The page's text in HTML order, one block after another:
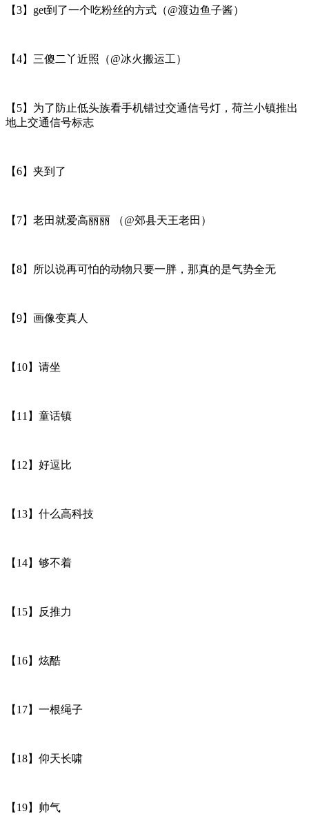
【3】get到了一个吃粉丝的方式（@渡边鱼子酱）
【4】三傻二丫近照（@冰火搬运工）
【5】为了防止低头族看手机错过交通信号灯，荷兰小镇推出
地上交通信号标志
【6】夹到了
【7】老田就爱高丽丽 ​​​​（@郊县天王老田）
【8】所以说再可怕的动物只要一胖，那真的是气势全无
【9】画像变真人
【10】请坐
【11】童话镇
【12】好逗比
【13】什么高科技
【14】够不着
【15】反推力
【16】炫酷
【17】一根绳子
【18】仰天长啸
【19】帅气